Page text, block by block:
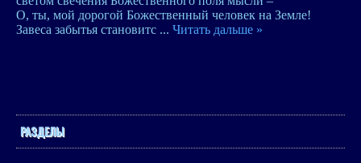
О, ты, мой дорогой Божественный человек на Земле!
Завеса забытья становитс ... Читать дальше »
РАЗДЕЛЫ